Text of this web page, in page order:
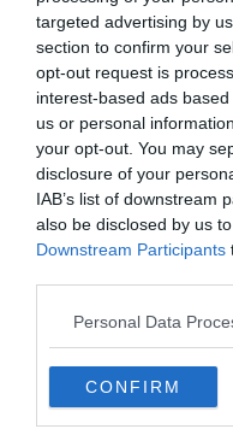
targeted advertising by
section to confirm your
opt-out request is
interest-based ads
us or personal
your opt-out. You may
disclosure of your
IAB’s list of downstream
also be disclosed by us
Downstream Participants
Personal Data
CONFIRM
Albiano,
14ª
Orsi, un
mappe
ingannare»
piange
Intervento
Presanella: